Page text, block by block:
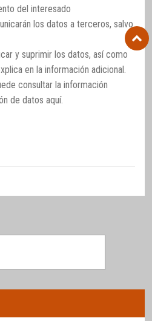
del interesado
los datos a terceros, salvo
y suprimir los datos, así como
en la información adicional.
consultar la información
de datos aquí.